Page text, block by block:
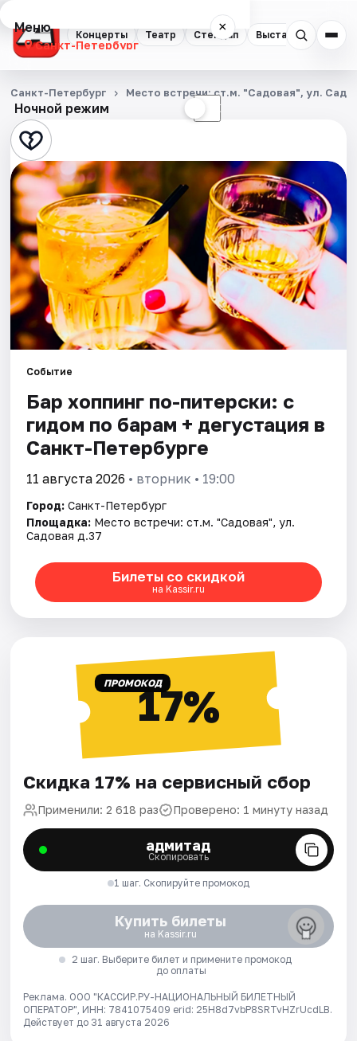
Концерты Театр Стендап Выставки
Меню ×
Санкт-Петербург
Концерты
Театр
Стендап
Выставки
Квесты
Экскурсии
Спорт
События
Города
Площадки
Артисты
Рейтинги
Ночной режим ☾
Санкт-Петербург Место встречи: ст.м. "Садовая", ул.
Событие
Бар хоппинг по-питерски: с
гидом по барам + дегустация в
Санкт-Петербурге
11 августа 2026 • вторник • 19:00
Город: Санкт-Петербург
Площадка: Место встречи: ст.м. "Садовая", ул.
Садовая д.37
Билеты со скидкой
на Kassir.ru
ПРОМОКОД17%
Скидка 17% на сервисный сбор
Применили: 2 618 раз Проверено: 1 минуту назад
адмитад
Скопировать
1 шаг. Скопируйте промокод
Купить билеты
на Kassir.ru
2 шаг. Выберите билет и примените промокод
до оплаты
Реклама. ООО "КАССИР.РУ-НАЦИОНАЛЬНЫЙ БИЛЕТНЫЙ
ОПЕРАТОР", ИНН: 7841075409 erid: 25H8d7vbP8SRTvHZrUcdLB.
Действует до 31 августа 2026